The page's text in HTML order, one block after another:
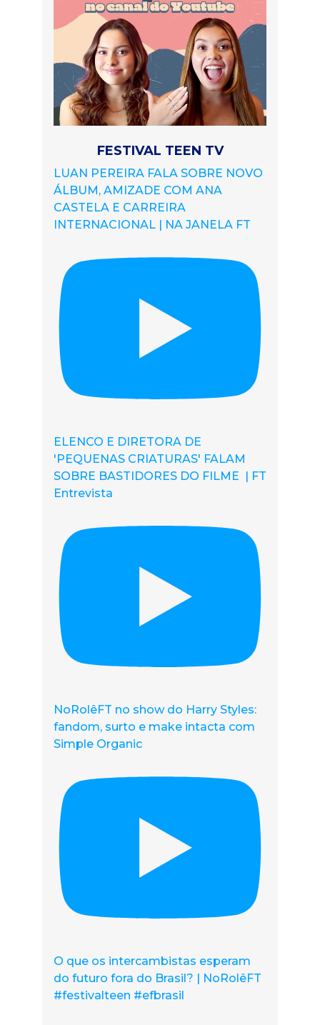
FESTIVAL TEEN TV
LUAN PEREIRA FALA SOBRE NOVO
ÁLBUM, AMIZADE COM ANA
CASTELA E CARREIRA
INTERNACIONAL | NA JANELA FT
ELENCO E DIRETORA DE
'PEQUENAS CRIATURAS' FALAM
SOBRE BASTIDORES DO FILME | FT
Entrevista
NoRolêFT no show do Harry Styles:
fandom, surto e make intacta com
Simple Organic
O que os intercambistas esperam
do futuro fora do Brasil? | NoRolêFT
#festivalteen #efbrasil